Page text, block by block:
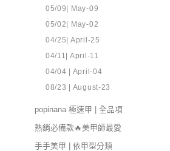
05/09| May-09
05/02| May-02
04/25| April-25
04/11| April-11
04/04 | April-04
08/23 | August-23
popinana 極速甲 | 全品項
熱銷必備款🔥美甲師最愛
手手美甲 | 依甲型分類